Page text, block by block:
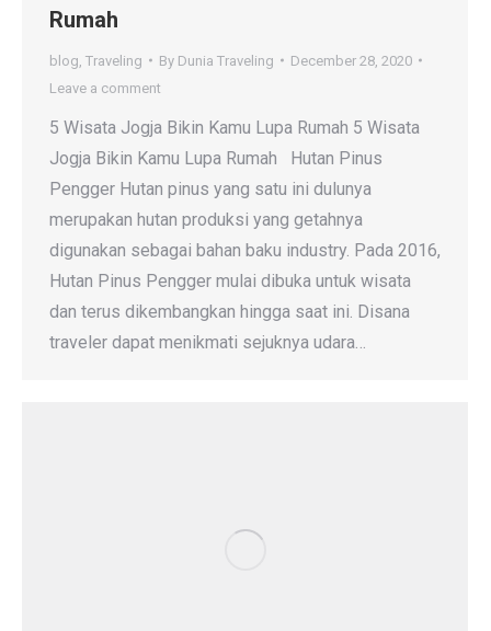
Rumah
blog Traveling By Dunia Traveling
December 28, 2020
Leave a comment
5 Wisata Jogja Bikin Kamu Lupa Rumah 5 Wisata
Jogja Bikin Kamu Lupa Rumah Hutan Pinus
Pengger Hutan pinus yang satu ini dulunya
merupakan hutan produksi yang getahnya
digunakan sebagai bahan baku industry. Pada 2016,
Hutan Pinus Pengger mulai dibuka untuk wisata
dan terus dikembangkan hingga saat ini. Disana
traveler dapat menikmati sejuknya udara…